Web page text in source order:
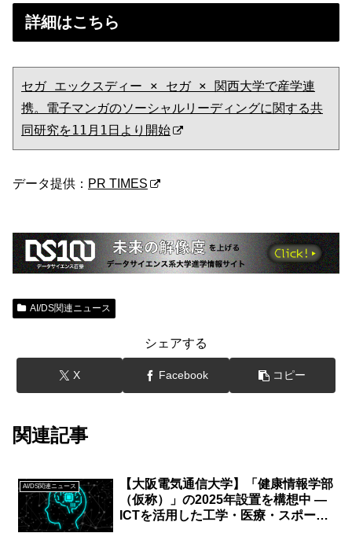
詳細はこちら
セガ エックスディー × セガ × 関西大学で産学連
携。電子マンガのソーシャルリーディングに関する共
同研究を11月1日より開始
データ提供： PR TIMES
AI/DS関連ニュース
シェアする
X Facebook コピー
関連記事
AI/DS関連ニュース
【大阪電気通信大学】「健康情報学部
（仮称）」の2025年設置を構想中 —
ICTを活用した工学・医療・スポーツ